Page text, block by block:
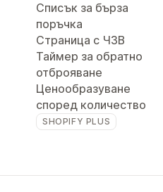
Списък за бърза
поръчка
Страница с ЧЗВ
Таймер за обратно
отброяване
Ценообразуване
според количество
SHOPIFY PLUS